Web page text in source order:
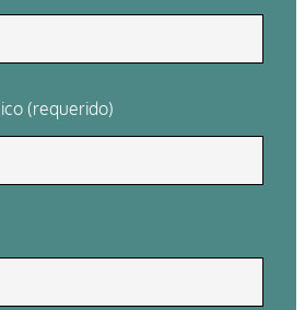
(requerido)